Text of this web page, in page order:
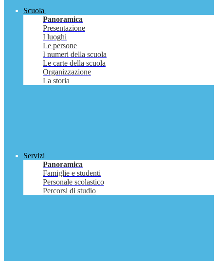
Scuola
Panoramica
Presentazione
I luoghi
Le persone
I numeri della scuola
Le carte della scuola
Organizzazione
La storia
Servizi
Panoramica
Famiglie e studenti
Personale scolastico
Percorsi di studio